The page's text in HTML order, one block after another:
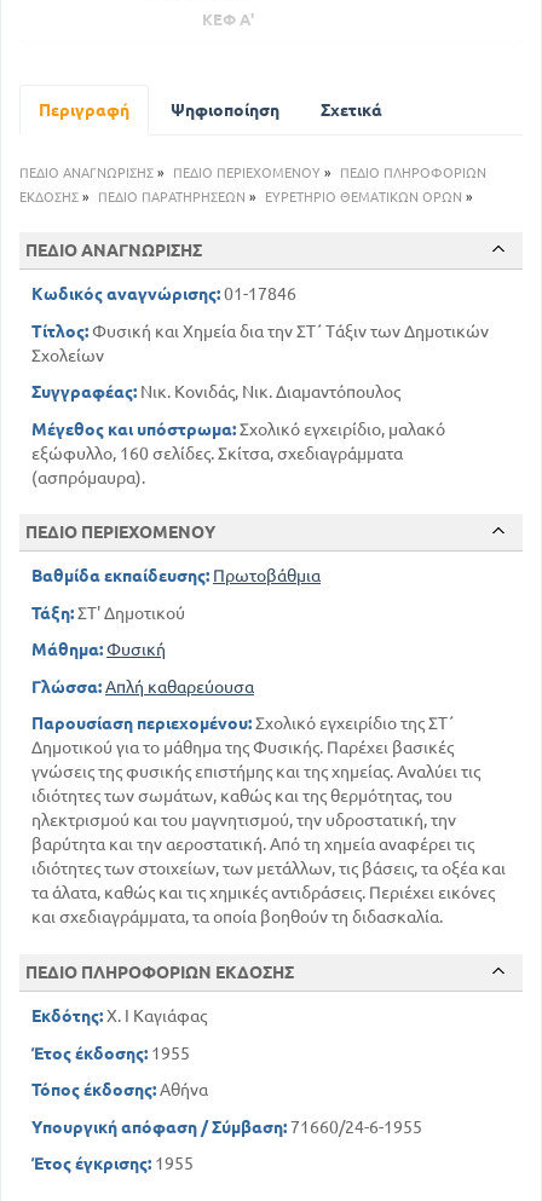
ΚΕΦ Α'
Ταχύτητα του ήχου
ΜΕΡΟΣ ΔΕΥΤΕΡΟ
ΟΠΤΙΚΗ
16
Μταβολες της εντάσεως του φωτός
Διάχυση του φωτός 23
Τι είναι διάθλαση του φωτός
ΜΕΡΟΣ ΤΡΙΤΟ
ΜΑΓΝΗΤΙΣΜΟΣ
ΗΛΕΚΤΡΙΣΜΟΣ
ΚΕΦ Β'
ΑΤΜΟΣΦΑΙΡΙΚΟΣ ΗΛΕΚΤΡΙΣΜΟΣ
ΚΕΦ Γ'
ΔΥΝΑΜΊΚΟΣ ΗΛΕΚΤΡΙΣΜΟΣ
Τι είναι
ΧΗΜΕΙΑ
ΚΕΦ Α'
Ο ζωικός άνθρακας
106
106
Το φωταέριο
Ζυμώσεις
Το γάλα - Η γαλακτοκομία
Υφαντικές ύλες - Υφαντική
Περιγραφή Ψηφιοποίηση Σχετικά
ΠΕΔΙΟ ΑΝΑΓΝΩΡΙΣΗΣ » ΠΕΔΙΟ ΠΕΡΙΕΧΟΜΕΝΟΥ »
ΠΕΔΙΟ ΠΛΗΡΟΦΟΡΙΩΝ
ΕΚΔΟΣΗΣ » ΠΕΔΙΟ ΠΑΡΑΤΗΡΗΣΕΩΝ » ΕΥΡΕΤΗΡΙΟ ΘΕΜΑΤΙΚΩΝ ΟΡΩΝ »
ΠΕΔΙΟ ΑΝΑΓΝΩΡΙΣΗΣ
Κωδικός αναγνώρισης:01-17846
Τίτλος:Φυσική και Χημεία δια την ΣΤ΄ Τάξιν των Δημοτικών
Σχολείων
Συγγραφέας: Νικ. Κονιδάς, Νικ. Διαμαντόπουλος
Μέγεθος και υπόστρωμα:Σχολικό εγχειρίδιο, μαλακό
εξώφυλλο, 160 σελίδες. Σκίτσα, σχεδιαγράμματα
(ασπρόμαυρα).
ΠΕΔΙΟ ΠΕΡΙΕΧΟΜΕΝΟΥ
Βαθμίδα εκπαίδευσης: Πρωτοβάθμια
Τάξη:ΣΤ' Δημοτικού
Μάθημα:Φυσική
Γλώσσα:Απλή καθαρεύουσα
Παρουσίαση περιεχομένου:Σχολικό εγχειρίδιο της ΣΤ΄
Δημοτικού για το μάθημα της Φυσικής. Παρέχει βασικές
γνώσεις της φυσικής επιστήμης και της χημείας. Αναλύει τις
ιδιότητες των σωμάτων, καθώς και της θερμότητας, του
ηλεκτρισμού και του μαγνητισμού, την υδροστατική, την
βαρύτητα και την αεροστατική. Από τη χημεία αναφέρει τις
ιδιότητες των στοιχείων, των μετάλλων, τις βάσεις, τα οξέα και
τα άλατα, καθώς και τις χημικές αντιδράσεις. Περιέχει εικόνες
και σχεδιαγράμματα, τα οποία βοηθούν τη διδασκαλία.
ΠΕΔΙΟ ΠΛΗΡΟΦΟΡΙΩΝ ΕΚΔΟΣΗΣ
Εκδότης:Χ. Ι Καγιάφας
Έτος έκδοσης: 1955
Τόπος έκδοσης:Αθήνα
Υπουργική απόφαση / Σύμβαση:71660/24-6-1955
Έτος έγκρισης: 1955